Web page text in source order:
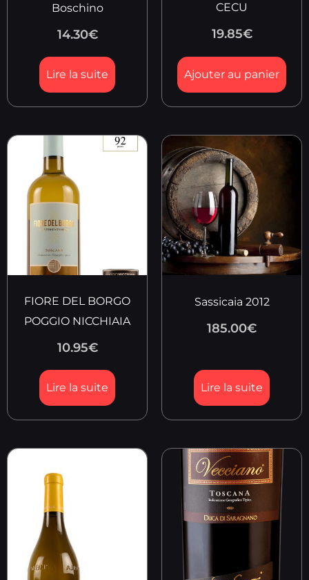
Boschino
14.30€
Lire la suite
CECU
19.85€
Ajouter au panier
FIORE DEL BORGO
POGGIO NICCHIAIA
10.95€
Lire la suite
Sassicaia 2012
185.00€
Lire la suite